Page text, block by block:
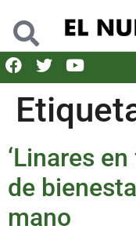
‘Linares
de
mano